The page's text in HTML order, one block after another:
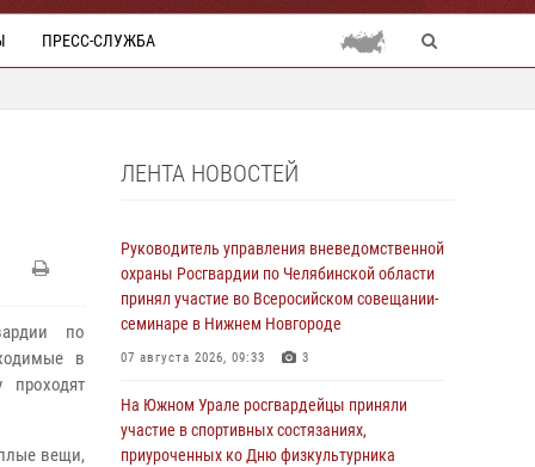
ПРЕСС-СЛУЖБА
по
в
вещи,
ЛЕНТА НОВОСТЕЙ
Руководитель управления вневедомственной
охраны Росгвардии по Челябинской области
принял участие во Всеросийском совещании-
семинаре в Нижнем Новгороде
07 августа 2026, 09:33 3
На Южном Урале росгвардейцы приняли
участие в спортивных состязаниях,
приуроченных ко Дню физкультурника